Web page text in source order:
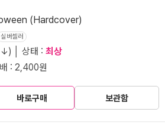
(Hardcover)
실버셀러
│ 상태 : 최상
: 2,400원
바로구매 보관함